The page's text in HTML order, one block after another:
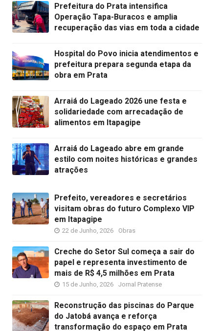
Prefeitura do Prata intensifica
Operação Tapa-Buracos e amplia
recuperação das vias em toda a cidade
Hospital do Povo inicia atendimentos e
prefeitura prepara segunda etapa da
obra em Prata
Arraiá do Lageado 2026 une festa e
solidariedade com arrecadação de
alimentos em Itapagipe
Arraiá do Lageado abre em grande
estilo com noites históricas e grandes
atrações
Prefeito, vereadores e secretários
visitam obras do futuro Complexo VIP
em Itapagipe
22 de Junho, 2026 Obras
Creche do Setor Sul começa a sair do
papel e representa investimento de
mais de R$ 4,5 milhões em Prata
15 de Junho, 2026 Jornal Pratense
Reconstrução das piscinas do Parque
do Jatobá avança e reforça
transformação do espaço em Prata